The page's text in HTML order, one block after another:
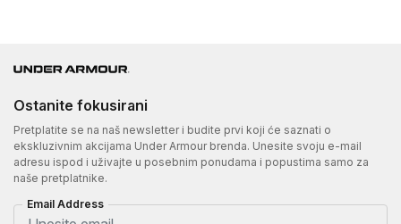
Ostanite fokusirani
Pretplatite se na naš newsletter i budite prvi koji će saznati o
ekskluzivnim akcijama Under Armour brenda. Unesite svoju e-mail
adresu ispod i uživajte u posebnim ponudama i popustima samo za
naše pretplatnike.
Email Address